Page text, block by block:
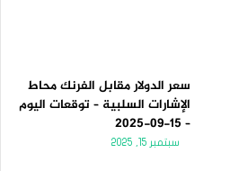
سعر الدولار مقابل الفرنك محاط
الإشارات السلبية – توقعات اليوم
– 15-09-2025
سبتمبر 15, 2025